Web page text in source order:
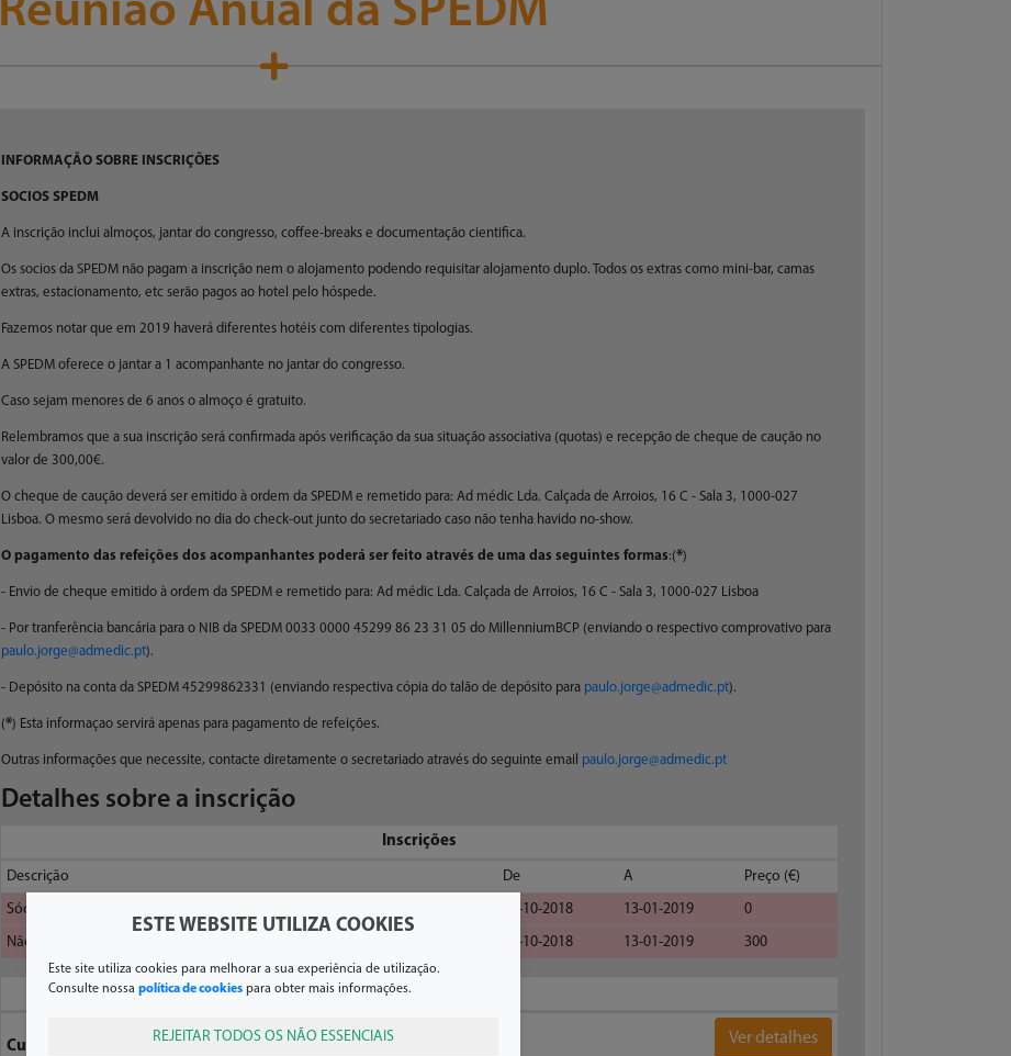
Reunião Anual da SPEDM
INFORMAÇÃO SOBRE INSCRIÇÕES
SOCIOS SPEDM
A inscrição inclui almoços, jantar do congresso, coffee-breaks e documentação cientifica.
Os socios da SPEDM não pagam a inscrição nem o alojamento podendo requisitar alojamento duplo. Todos os extras como mini-bar, camas
extras, estacionamento, etc serão pagos ao hotel pelo hóspede.
Fazemos notar que em 2019 haverá diferentes hotéis com diferentes tipologias.
A SPEDM oferece o jantar a 1 acompanhante no jantar do congresso.
Caso sejam menores de 6 anos o almoço é gratuito.
Relembramos que a sua inscrição será confirmada após verificação da sua situação associativa (quotas) e recepção de cheque de caução no
valor de 300,00€.
O cheque de caução deverá ser emitido à ordem da SPEDM e remetido para: Ad médic Lda. Calçada de Arroios, 16 C - Sala 3, 1000-027
Lisboa. O mesmo será devolvido no dia do check-out junto do secretariado caso não tenha havido no-show.
O pagamento das refeições dos acompanhantes poderá ser feito através de uma das seguintes formas:(*)
- Envio de cheque emitido à ordem da SPEDM e remetido para: Ad médic Lda. Calçada de Arroios, 16 C - Sala 3, 1000-027 Lisboa
- Por tranferência bancária para o NIB da SPEDM 0033 0000 45299 86 23 31 05 do MillenniumBCP (enviando o respectivo comprovativo para
paulo.jorge@admedic.pt).
- Depósito na conta da SPEDM 45299862331 (enviando respectiva cópia do talão de depósito para paulo.jorge@admedic.pt).
(*) Esta informaçao servirá apenas para pagamento de refeições.
Outras informações que necessite, contacte diretamente o secretariado através do seguinte email paulo.jorge@admedic.pt
Detalhes sobre a inscrição
Inscrições
Descrição De A
Preço (€)
Sócios da SPEDM
22-10-2018 13-01-2019
0
Não Sócios da SPEDM
22-10-2018 13-01-2019 300
Cursos/Workshops
Curso 1 - Ecografia da tiroide Ver detalhes
ESTE WEBSITE UTILIZA COOKIES
Este site utiliza cookies para melhorar a sua experiência de utilização.
Consulte nossa política de cookies para obter mais informações.
REJEITAR TODOS OS NÃO ESSENCIAIS